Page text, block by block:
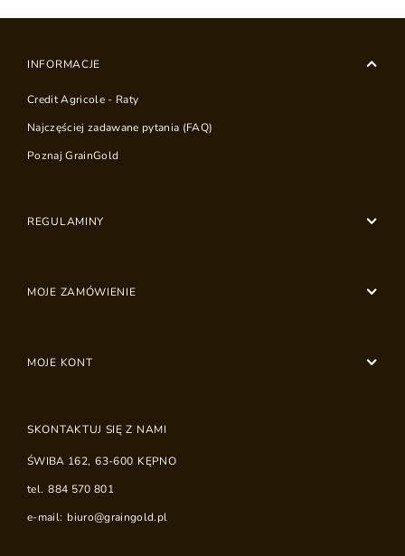
INFORMACJE
Credit Agricole - Raty
Najczęściej zadawane pytania (FAQ)
Poznaj GrainGold
REGULAMINY
MOJE ZAMÓWIENIE
MOJE KONT
SKONTAKTUJ SIĘ Z NAMI
ŚWIBA 162, 63-600 KĘPNO
tel. 884 570 801
e-mail: biuro@graingold.pl